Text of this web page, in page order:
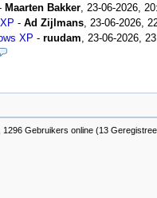
Maarten Bakker, 23-06-2026,
- Ad Zijlmans, 23-06-2026,
XP - ruudam, 23-06-2026,
Gebruikers online (13